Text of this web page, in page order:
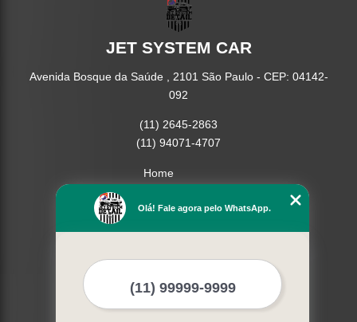
JET SYSTEM CAR
Avenida Bosque da Saúde , 2101 São Paulo - CEP: 04142-
092
(11) 2645-2863
(11) 94071-4707
Home
Missão
Mapa do site
Mais Serviços
Olá! Fale agora pelo WhatsApp.